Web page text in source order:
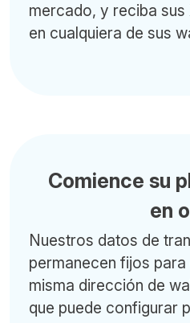
mercado, y reciba
en cualquiera de sus
Comience su
en
Nuestros datos de
permanecen fijos
misma dirección de
que puede configurar